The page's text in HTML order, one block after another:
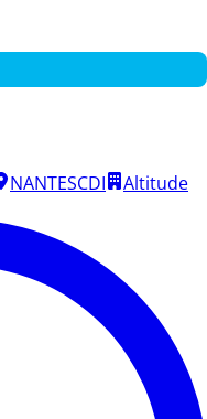
NANTESCDI
Altitude